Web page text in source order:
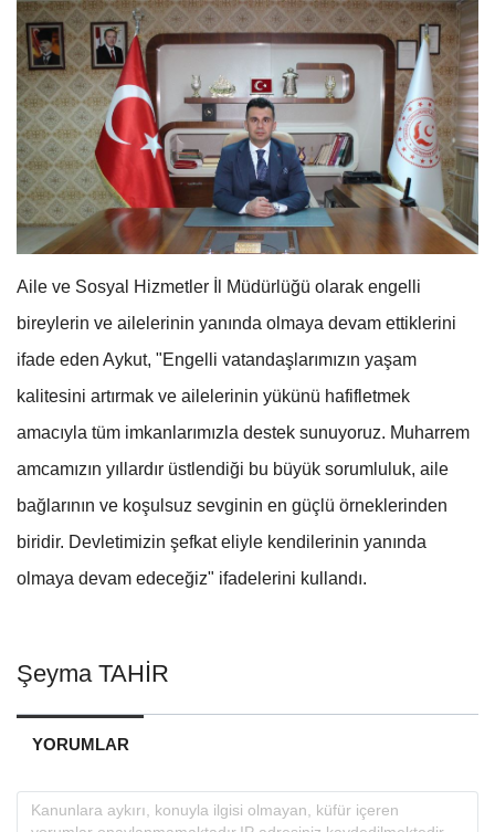
Aile ve Sosyal Hizmetler İl Müdürlüğü olarak engelli
bireylerin ve ailelerinin yanında olmaya devam ettiklerini
ifade eden Aykut, "Engelli vatandaşlarımızın yaşam
kalitesini artırmak ve ailelerinin yükünü hafifletmek
amacıyla tüm imkanlarımızla destek sunuyoruz. Muharrem
amcamızın yıllardır üstlendiği bu büyük sorumluluk, aile
bağlarının ve koşulsuz sevginin en güçlü örneklerinden
biridir. Devletimizin şefkat eliyle kendilerinin yanında
olmaya devam edeceğiz" ifadelerini kullandı.
Şeyma TAHİR
YORUMLAR